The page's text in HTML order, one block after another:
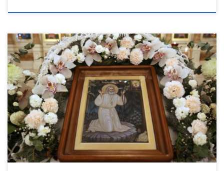
15 января Православная Церковь отмечает второе обретение
мощей преподобного Серафима Саровского, чудотворца. В
этот день в Христорождественском кафедральном соборе
города Уварово Божественную литургию совершил епископ
Уваровский и Кирсановский Игнатий. Его Преосвященству
сослужили клирики собора, священники: Виктор Кончаков,
Владимир Алейников, Владимир Васильев, Сергий
Растрёпин, Ярослав Кравченко, иеромонах Питирим (Сухов),
диаконы Сергий Демидов и Алексий Сайганов. […]